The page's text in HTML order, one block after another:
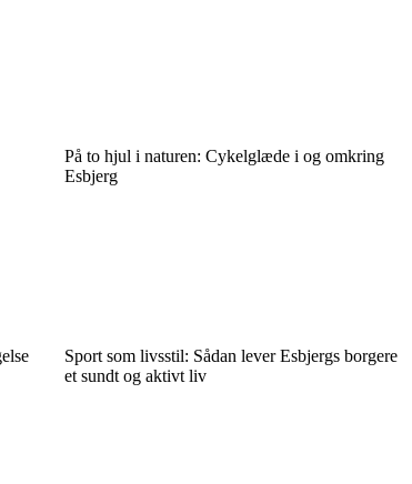
På to hjul i naturen: Cykelglæde i og omkring
Esbjerg
Sport som livsstil: Sådan lever Esbjergs borgere
et sundt og aktivt liv